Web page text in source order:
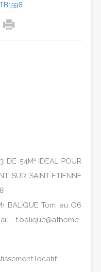
TB1598
DE 54M² IDEAL POUR
SUR SAINT-ETIENNE
BALIQUE Tom au O6
t.balique@athome-
locatif